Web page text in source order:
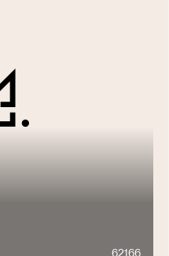
62166